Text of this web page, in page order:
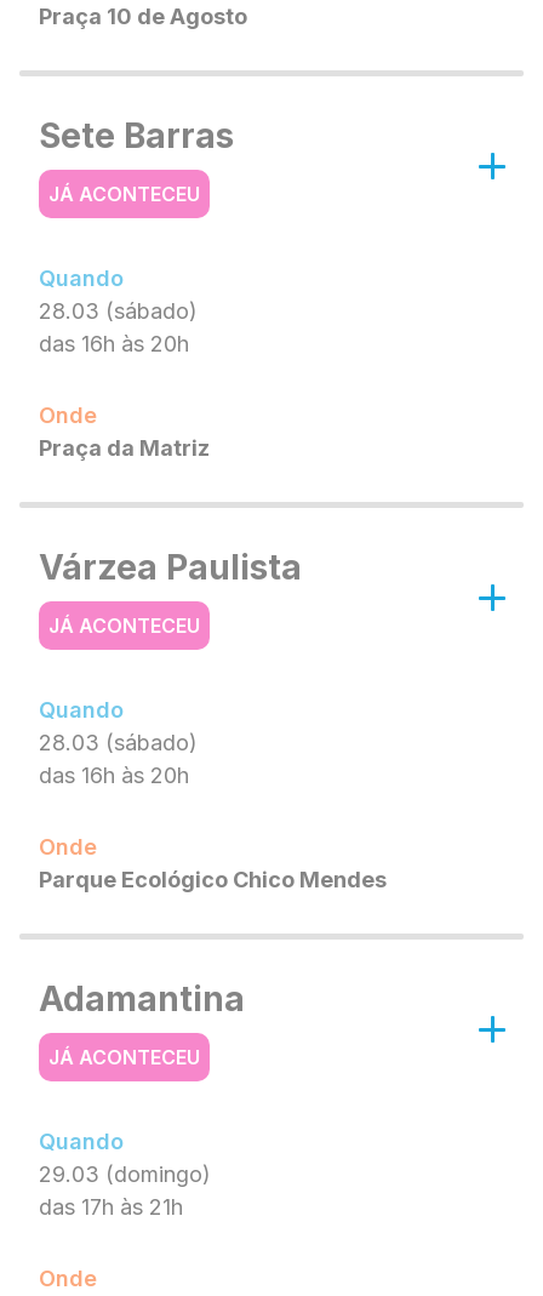
Praça 10 de Agosto
Sete Barras
JÁ ACONTECEU
Quando
28.03 (sábado)
das 16h às 20h
Onde
Praça da Matriz
Várzea Paulista
JÁ ACONTECEU
Quando
28.03 (sábado)
das 16h às 20h
Onde
Parque Ecológico Chico Mendes
Adamantina
JÁ ACONTECEU
Quando
29.03 (domingo)
das 17h às 21h
Onde